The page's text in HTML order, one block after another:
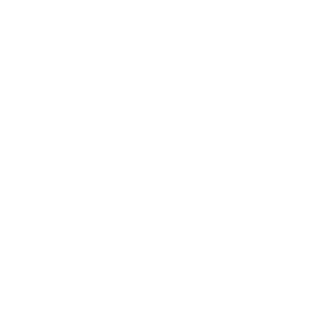
Vi cómo su expresión cambiaba, cómo